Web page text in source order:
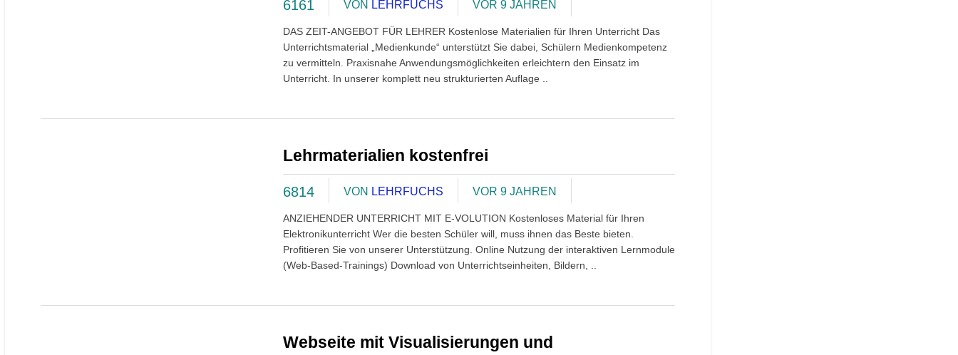
6161 VON LEHRFUCHS VOR 9 JAHREN
DAS ZEIT-ANGEBOT FÜR LEHRER Kostenlose Materialien für Ihren Unterricht Das
Unterrichtsmaterial „Medienkunde“ unterstützt Sie dabei, Schülern Medienkompetenz
zu vermitteln. Praxisnahe Anwendungsmöglichkeiten erleichtern den Einsatz im
Unterricht. In unserer komplett neu strukturierten Auflage ..
Lehrmaterialien kostenfrei
6814 VON LEHRFUCHS VOR 9 JAHREN
ANZIEHENDER UNTERRICHT MIT E-VOLUTION Kostenloses Material für Ihren
Elektronikunterricht Wer die besten Schüler will, muss ihnen das Beste bieten.
Profitieren Sie von unserer Unterstützung. Online Nutzung der interaktiven Lernmodule
(Web-Based-Trainings) Download von Unterrichtseinheiten, Bildern, ..
Webseite mit Visualisierungen und